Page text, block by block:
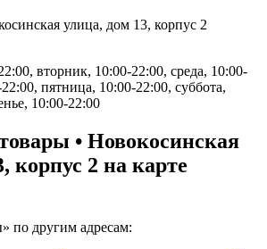
улица, дом 13, корпус 2
вторник, 10:00-22:00, среда, 10:00-
пятница, 10:00-22:00, суббота,
10:00-22:00
• Новокосинская
корпус 2 на карте
по другим адресам: